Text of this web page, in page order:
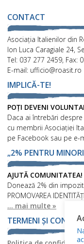
CONTACT
Asociaţia Italienilor din
Ion Luca Caragiale 24,
Tel: 037 277 2459, Fax:
E-mail: ufficio@roasit.ro
IMPLICĂ-TE!
POȚI DEVENI
Daca ai întrebări
cu membrii Asociației
pe Facebook sau pe e-
„2% PENTRU
AJUTĂ COMUNITATEA!
Donează 2% din
PROMOVAREA
... mai multe »
TERMENI ȘI CONDIȚII